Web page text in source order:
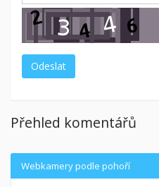
Přehled komentářů
Webkamery podle pohoří